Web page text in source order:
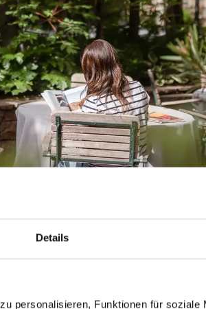
Details
personalisieren, Funktionen für soziale